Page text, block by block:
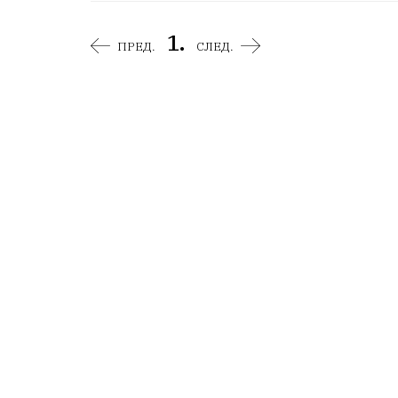
ПРЕД. 1. СЛЕД.